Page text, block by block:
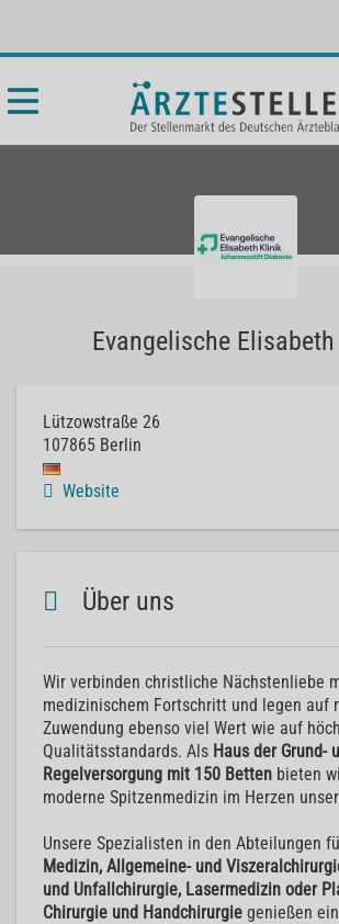
Evangelische
Lützowstraße 26
107865 Berlin
Website
Über uns
Wir verbinden christliche Nächstenliebe
medizinischem Fortschritt und legen auf
Zuwendung ebenso viel Wert wie auf
Qualitätsstandards. Als Haus der Grund-
Regelversorgung mit 150 Betten bieten
moderne Spitzenmedizin im Herzen
Unsere Spezialisten in den Abteilungen
Medizin, Allgemeine- und
und Unfallchirurgie, Lasermedizin oder
Chirurgie und Handchirurgie genießen